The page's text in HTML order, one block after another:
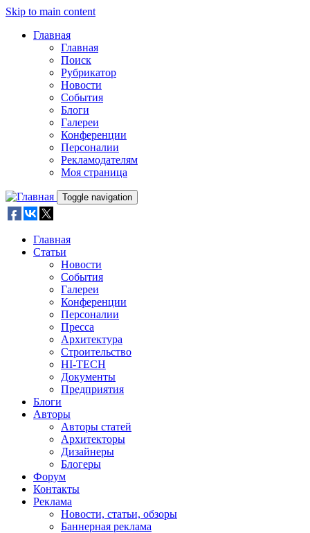
Skip to main content
Главная
Главная
Поиск
Рубрикатор
Новости
События
Блоги
Галереи
Конференции
Персоналии
Рекламодателям
Моя страница
Toggle navigation
Главная
Статьи
Новости
События
Галереи
Конференции
Персоналии
Пресса
Архитектура
Строительство
HI-TECH
Документы
Предприятия
Блоги
Авторы
Авторы статей
Архитекторы
Дизайнеры
Блогеры
Форум
Контакты
Реклама
Новости, статьи, обзоры
Баннерная реклама